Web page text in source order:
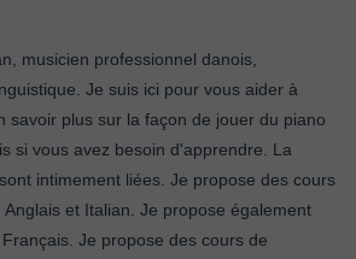
musicien professionnel danois,
Je suis ici pour vous aider à
savoir plus sur la façon de jouer du piano
si vous avez besoin d'apprendre. La
intimement liées. Je propose des cours
et Italian. Je propose également
Je propose des cours de